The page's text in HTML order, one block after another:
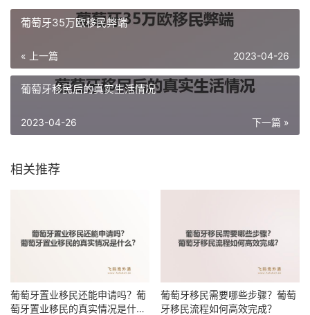
葡萄牙35万欧移民弊端
« 上一篇 2023-04-26
葡萄牙移民后的真实生活情况
下一篇 »
2023-04-26
相关推荐
葡萄牙置业移民还能申请吗？葡
萄牙置业移民的真实情况是什
葡萄牙移民需要哪些步骤？葡萄
牙移民流程如何高效完成？